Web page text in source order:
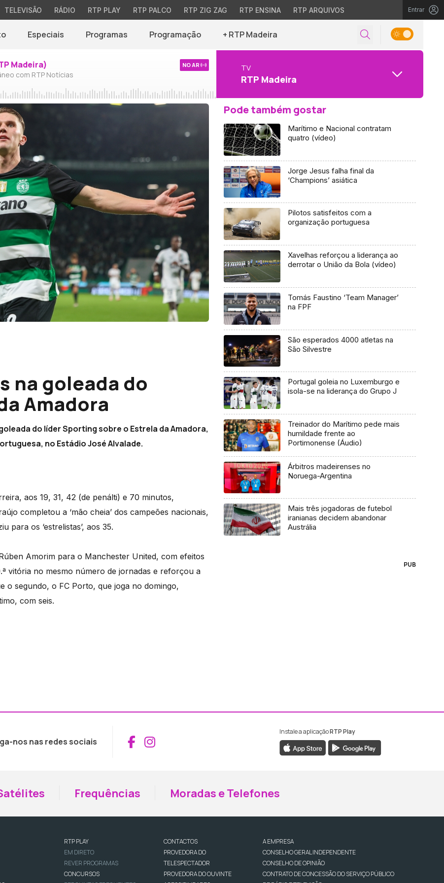
TELEVISÃO RÁDIO RTP PLAY RTP PALCO RTP ZIG ZAG RTP ENSINA RTP ARQUIVOS Entrar
Especiais Programas Programação + RTP Madeira
Madeira)
com RTP Notícias
NO AR TV
RTP Madeira
na goleada do
Amadora
do líder Sporting sobre o Estrela da Amadora,
no Estádio José Alvalade.
aos 19, 31, 42 (de penálti) e 70 minutos,
completou a ‘mão cheia’ dos campeões nacionais,
para os ‘estrelistas’, aos 35.
Amorim para o Manchester United, com efeitos
vitória no mesmo número de jornadas e reforçou a
o segundo, o FC Porto, que joga no domingo,
com seis.
Pode também gostar
Marítimo e Nacional contratam
quatro (vídeo)
Jorge Jesus falha final da
‘Champions’ asiática
Pilotos satisfeitos com a
organização portuguesa
Xavelhas reforçou a liderança ao
derrotar o União da Bola (vídeo)
Tomás Faustino ‘Team Manager’
na FPF
São esperados 4000 atletas na
São Silvestre
Portugal goleia no Luxemburgo e
isola-se na liderança do Grupo J
Treinador do Marítimo pede mais
humildade frente ao
Portimonense (Áudio)
Árbitros madeirenses no
Noruega-Argentina
Mais três jogadoras de futebol
iranianas decidem abandonar
Austrália
PUB
nos nas redes sociais Aceder ao Facebook da RTP Madeira
Aceder ao Instagram da RTP Madeira
Instale a aplicaçãoRTP Play
Frequências Moradas e Telefones
RTP PLAY
EM DIRETO
REVER PROGRAMAS
CONCURSOS
CONTACTOS
PROVEDORA DO
TELESPECTADOR
PROVEDORA DO OUVINTE
A EMPRESA
CONSELHO GERAL INDEPENDENTE
CONSELHO DE OPINIÃO
CONTRATO DE CONCESSÃO DO SERVIÇO PÚBLICO